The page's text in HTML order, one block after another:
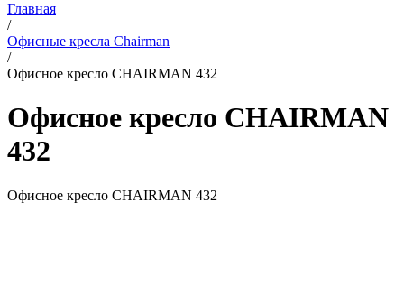
Главная
/
Офисные кресла Chairman
/
Офисное кресло CHAIRMAN 432
Офисное кресло CHAIRMAN
432
Офисное кресло CHAIRMAN 432